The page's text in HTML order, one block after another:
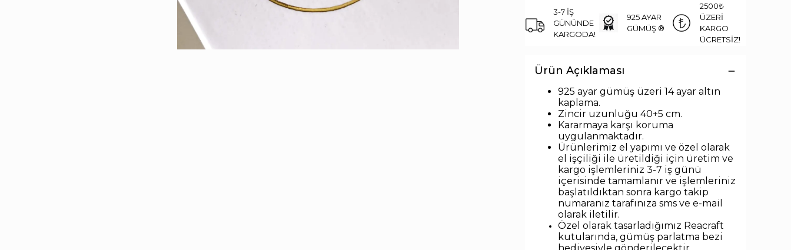
3-7 İŞ
GÜNÜNDE
KARGODA!
925 AYAR
GÜMÜŞ ®
2500₺
ÜZERİ
KARGO
ÜCRETSİZ!
Ürün Açıklaması
925 ayar gümüş üzeri 14 ayar altın
kaplama.
Zincir uzunluğu 40+5 cm.
Kararmaya karşı koruma
uygulanmaktadır.
Ürünlerimiz el yapımı ve özel olarak
el işçiliği ile üretildiği için üretim ve
kargo işlemleriniz 3-7 iş günü
içerisinde tamamlanır ve işlemleriniz
başlatıldıktan sonra kargo takip
numaranız tarafınıza sms ve e-mail
olarak iletilir.
Özel olarak tasarladığımız Reacraft
kutularında, gümüş parlatma bezi